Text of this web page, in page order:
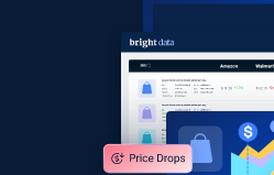
Home Depot US -
specified URL